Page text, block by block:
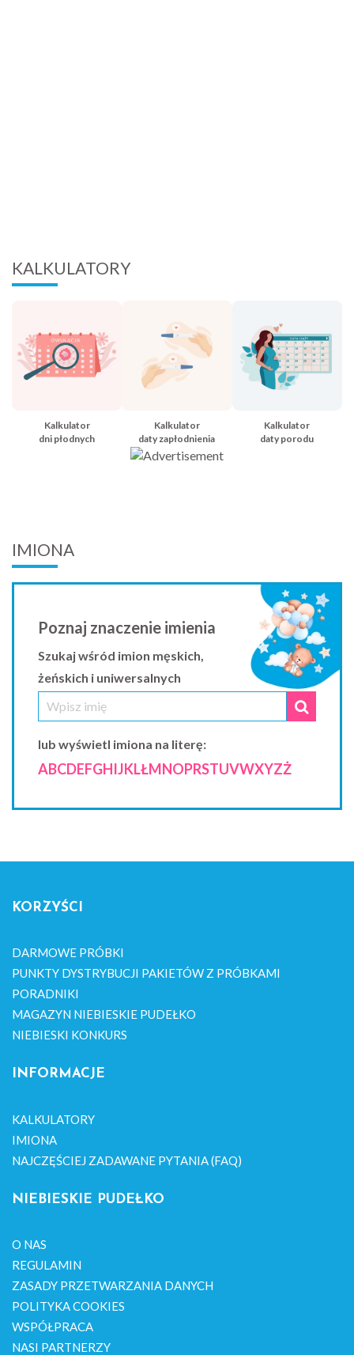
KALKULATORY
Kalkulator
dni płodnych
Kalkulator
daty zapłodnienia
Kalkulator
daty porodu
IMIONA
Poznaj znaczenie imienia
Szukaj wśród imion męskich,
żeńskich i uniwersalnych
lub wyświetl imiona na literę:
ABCDEFGHIJKLŁMNOPRSTUVWXYZŻ
KORZYŚCI
DARMOWE PRÓBKI
PUNKTY DYSTRYBUCJI PAKIETÓW Z PRÓBKAMI
PORADNIKI
MAGAZYN NIEBIESKIE PUDEŁKO
NIEBIESKI KONKURS
INFORMACJE
KALKULATORY
IMIONA
NAJCZĘŚCIEJ ZADAWANE PYTANIA (FAQ)
NIEBIESKIE PUDEŁKO
O NAS
REGULAMIN
ZASADY PRZETWARZANIA DANYCH
POLITYKA COOKIES
WSPÓŁPRACA
NASI PARTNERZY